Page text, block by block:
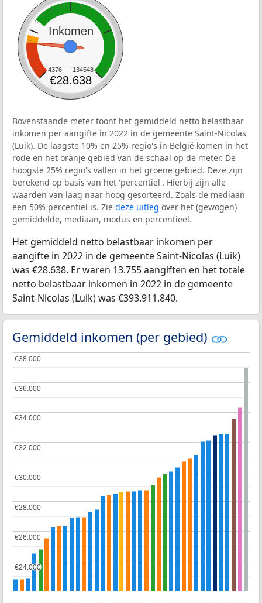
Inkomen
4376 134548
€28.638
Bovenstaande meter toont het gemiddeld netto belastbaar
inkomen per aangifte in 2022 in de gemeente Saint-Nicolas
(Luik). De laagste 10% en 25% regio's in België komen in het
rode en het oranje gebied van de schaal op de meter. De
hoogste 25% regio's vallen in het groene gebied. Deze zijn
berekend op basis van het 'percentiel'. Hierbij zijn alle
waarden van laag naar hoog gesorteerd. Zoals de mediaan
een 50% percentiel is. Zie deze uitleg over het (gewogen)
gemiddelde, mediaan, modus en percentieel.
Het gemiddeld netto belastbaar inkomen per
aangifte in 2022 in de gemeente Saint-Nicolas (Luik)
was €28.638. Er waren 13.755 aangiften en het totale
netto belastbaar inkomen in 2022 in de gemeente
Saint-Nicolas (Luik) was €393.911.840.
Gemiddeld inkomen (per gebied)
€24.000
€24.000
€26.000
€26.000
€28.000
€28.000
€30.000
€30.000
€32.000
€32.000
€34.000
€34.000
€36.000
€36.000
€38.000
€38.000